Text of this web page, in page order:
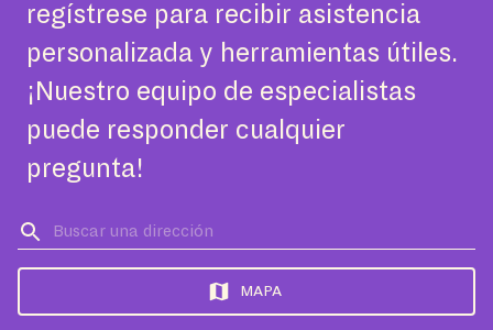
regístrese para recibir asistencia
personalizada y herramientas útiles.
¡Nuestro equipo de especialistas
puede responder cualquier
pregunta!
MAPA